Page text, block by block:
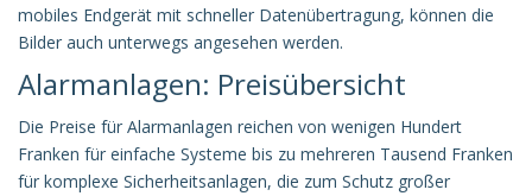
mobiles Endgerät mit schneller Datenübertragung, können die
Bilder auch unterwegs angesehen werden.
Alarmanlagen: Preisübersicht
Die Preise für Alarmanlagen reichen von wenigen Hundert
Franken für einfache Systeme bis zu mehreren Tausend Franken
für komplexe Sicherheitsanlagen, die zum Schutz großer